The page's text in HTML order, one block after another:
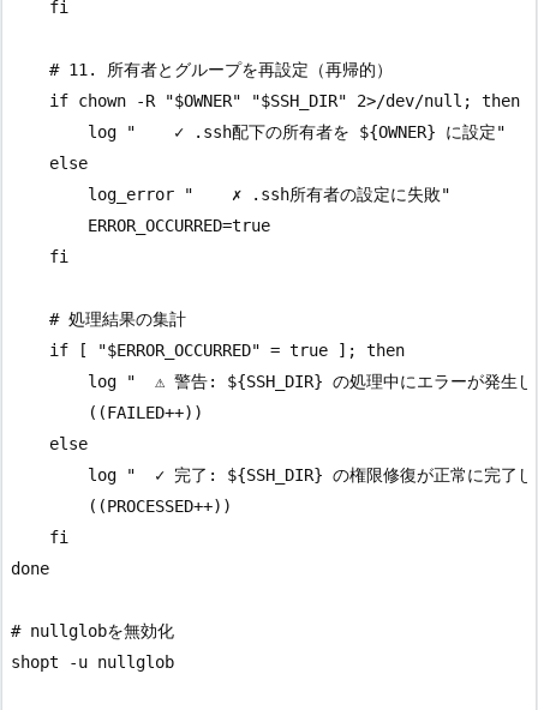
    fi
    # 11. 所有者とグループを再設定（再帰的）
    if chown -R "$OWNER" "$SSH_DIR" 2>/dev/null; then
        log "    ✓ .ssh配下の所有者を ${OWNER} に設定"
    else
        log_error "    ✗ .ssh所有者の設定に失敗"
        ERROR_OCCURRED=true
    fi
    # 処理結果の集計
    if [ "$ERROR_OCCURRED" = true ]; then
log "  ⚠ 警告: ${SSH_DIR} の処理中にエラーが発生し
        ((FAILED++))
    else
log "  ✓ 完了: ${SSH_DIR} の権限修復が正常に完了し
        ((PROCESSED++))
    fi
done
# nullglobを無効化
shopt -u nullglob